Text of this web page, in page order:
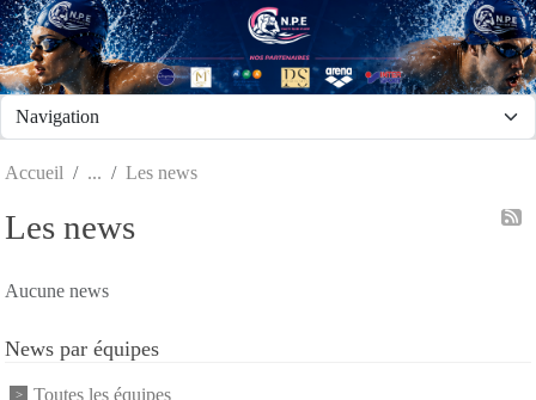
Accueil Les news
Les news
Aucune news
News par équipes
Toutes les équipes
Panneau de gestion des cookies